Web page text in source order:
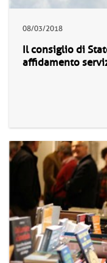
08/03/2018
Il consiglio di
affidamento